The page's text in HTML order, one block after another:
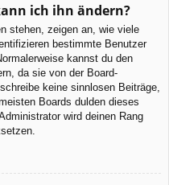
ich ihn ändern?
stehen, zeigen an, wie viele
bestimmte Benutzer
kannst du den
da sie von der Board-
keine sinnlosen Beiträge,
Boards dulden dieses
wird deinen Rang